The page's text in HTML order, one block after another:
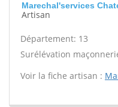
Marechal'services
Artisan
Département: 13
Surélévation
Voir la fiche artisan :